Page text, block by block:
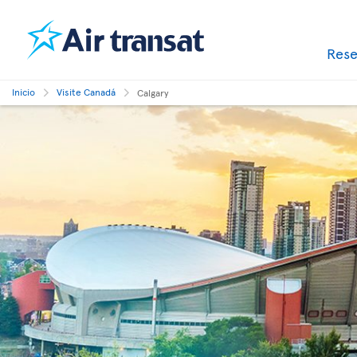
Inicio Visite Canadá Calgary